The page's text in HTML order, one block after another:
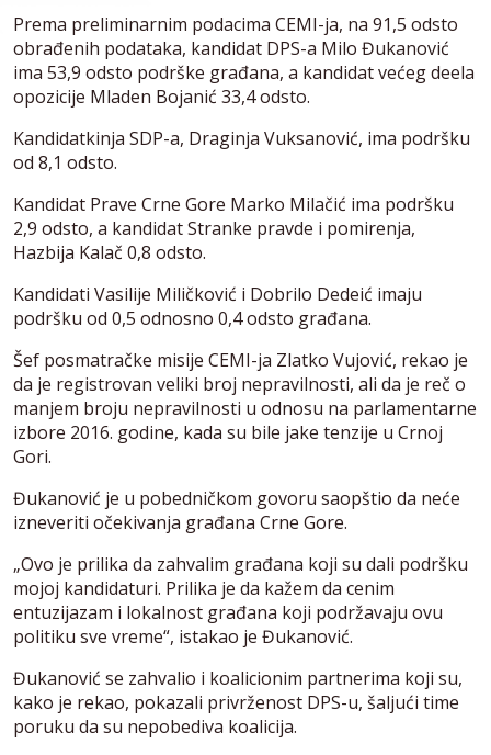
Prema preliminarnim podacima CEMI-ja, na 91,5 odsto
obrađenih podataka, kandidat DPS-a Milo Đukanović
ima 53,9 odsto podrške građana, a kandidat većeg deela
opozicije Mladen Bojanić 33,4 odsto.
Kandidatkinja SDP-a, Draginja Vuksanović, ima podršku
od 8,1 odsto.
Kandidat Prave Crne Gore Marko Milačić ima podršku
2,9 odsto, a kandidat Stranke pravde i pomirenja,
Hazbija Kalač 0,8 odsto.
Kandidati Vasilije Miličković i Dobrilo Dedeić imaju
podršku od 0,5 odnosno 0,4 odsto građana.
Šef posmatračke misije CEMI-ja Zlatko Vujović, rekao je
da je registrovan veliki broj nepravilnosti, ali da je reč o
manjem broju nepravilnosti u odnosu na parlamentarne
izbore 2016. godine, kada su bile jake tenzije u Crnoj
Gori.
Đukanović je u pobedničkom govoru saopštio da neće
izneveriti očekivanja građana Crne Gore.
„Ovo je prilika da zahvalim građana koji su dali podršku
mojoj kandidaturi. Prilika je da kažem da cenim
entuzijazam i lokalnost građana koji podržavaju ovu
politiku sve vreme“, istakao je Đukanović.
Đukanović se zahvalio i koalicionim partnerima koji su,
kako je rekao, pokazali privrženost DPS-u, šaljući time
poruku da su nepobediva koalicija.